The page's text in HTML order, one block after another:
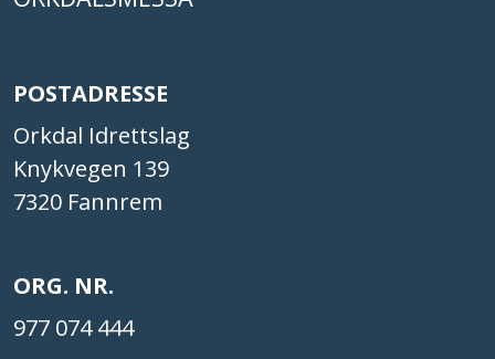
POSTADRESSE
Orkdal Idrettslag
Knykvegen 139
7320 Fannrem
ORG. NR.
977 074 444